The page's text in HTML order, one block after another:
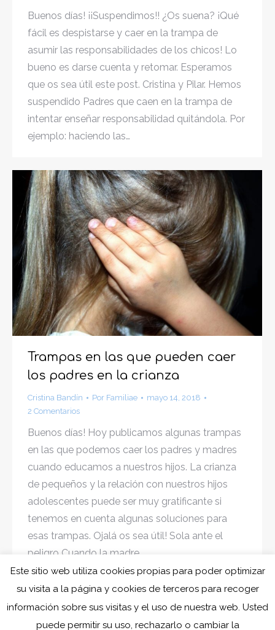
Buenos días! ¡¡Suspendimos!! ¿Os suena? ¡Qué
fácil es despistarse y caer en la trampa de
asumir las responsabilidades de los chicos! Lo
bueno es darse cuenta y retomar. Esperamos
que os sea útil este post. Cristina y Pilar. Hemos
suspendido Padres que caen en la trampa de
intentar enseñar responsabilidad quitándola. Por
ejemplo: haciendo las…
Trampas en las que pueden caer
los padres en la crianza
Cristina Bandín Por Familiae
mayo 14, 2018
2 Comentarios
Buenos días! Hoy publicamos algunas trampas
en las que podemos caer los padres y madres
cuando educamos a nuestros hijos. La crianza
de pequeños y la relación con nuestros hijos
adolescentes puede ser muy gratificante si
tenemos en cuenta algunas soluciones para
esas trampas. Ojalá os sea útil! Sola ante el
peligro Cuando la madre…
1 2 →
Este sitio web utiliza cookies propias para poder optimizar
su visita a la página y cookies de terceros para recoger
información sobre sus visitas y el uso de nuestra web. Usted
puede permitir su uso, rechazarlo o cambiar la